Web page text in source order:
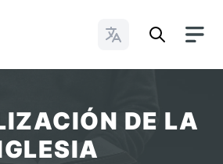
Cambiar idioma
DE LA